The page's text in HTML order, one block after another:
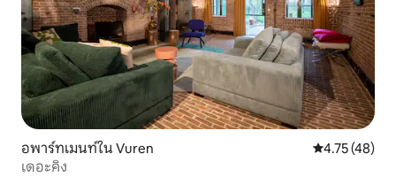
อพาร์ทเมนท์ใน Vuren คะแนนเฉลี่ย
4.75 (48)
เดอะคิง